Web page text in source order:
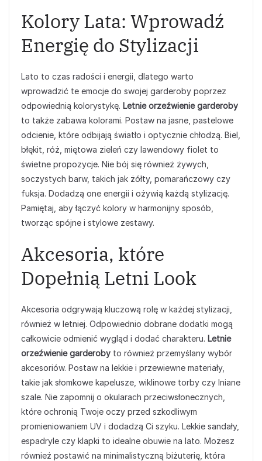
Kolory Lata: Wprowadź
Energię do Stylizacji
Lato to czas radości i energii, dlatego warto
wprowadzić te emocje do swojej garderoby poprzez
odpowiednią kolorystykę. Letnie orzeźwienie garderoby
to także zabawa kolorami. Postaw na jasne, pastelowe
odcienie, które odbijają światło i optycznie chłodzą. Biel,
błękit, róż, miętowa zieleń czy lawendowy fiolet to
świetne propozycje. Nie bój się również żywych,
soczystych barw, takich jak żółty, pomarańczowy czy
fuksja. Dodadzą one energii i ożywią każdą stylizację.
Pamiętaj, aby łączyć kolory w harmonijny sposób,
tworząc spójne i stylowe zestawy.
Akcesoria, które
Dopełnią Letni Look
Akcesoria odgrywają kluczową rolę w każdej stylizacji,
również w letniej. Odpowiednio dobrane dodatki mogą
całkowicie odmienić wygląd i dodać charakteru. Letnie
orzeźwienie garderoby to również przemyślany wybór
akcesoriów. Postaw na lekkie i przewiewne materiały,
takie jak słomkowe kapelusze, wiklinowe torby czy lniane
szale. Nie zapomnij o okularach przeciwsłonecznych,
które ochronią Twoje oczy przed szkodliwym
promieniowaniem UV i dodadzą Ci szyku. Lekkie sandały,
espadryle czy klapki to idealne obuwie na lato. Możesz
również postawić na minimalistyczną biżuterię, która